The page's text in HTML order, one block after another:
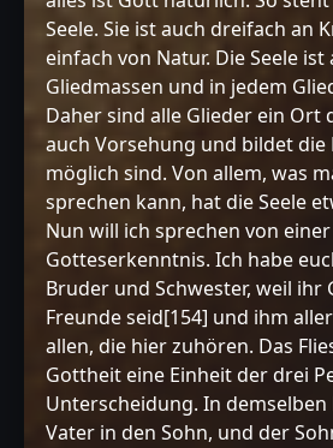
Seele. Sie ist auch dreifach an
einfach von Natur. Die Seele ist
Gliedmassen und in jedem
Daher sind alle Glieder ein Ort
auch Vorsehung und bildet die
möglich sind. Von allem, was
sprechen kann, hat die Seele
Nun will ich sprechen von
Gotteserkenntnis. Ich habe
Bruder und Schwester, weil ihr
Freunde seid[154] und ihm
allen, die hier zuhören. Das
Gottheit eine Einheit der drei
Unterscheidung. In demselben
Vater in den Sohn, und der